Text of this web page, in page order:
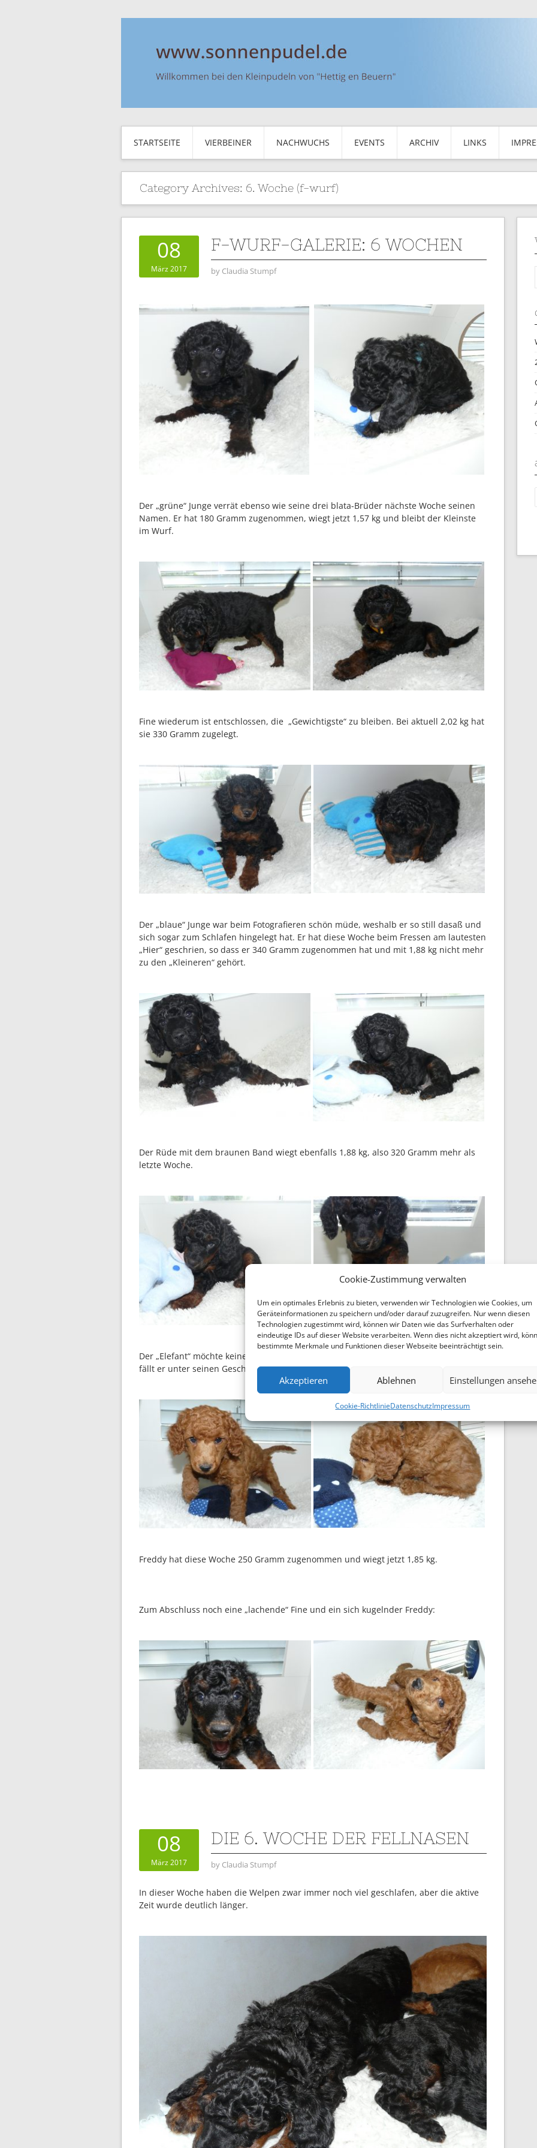
Cookie-Zustimmung verwalten
Um ein optimales Erlebnis zu bieten, verwenden wir Technologien wie Cookies, um
Geräteinformationen zu speichern und/oder darauf zuzugreifen. Nur wenn diesen
Technologien zugestimmt wird, können wir Daten wie das Surfverhalten oder
eindeutige IDs auf dieser Website verarbeiten. Wenn dies nicht akzeptiert wird,
bestimmte Merkmale und Funktionen dieser Webseite beeinträchtigt sein.
Akzeptieren Ablehnen Einstellungen
Cookie-RichtlinieDatenschutzImpressum
STARTSEITE VIERBEINER NACHWUCHS EVENTS ARCHIV LINKS
Category Archives: 6. Woche (f-wurf)
08
März 2017
F-WURF-GALERIE: 6 WOCHEN
by Claudia Stumpf
Der „grüne“ Junge verrät ebenso wie seine drei blata-Brüder nächste Woche seinen
Namen. Er hat 180 Gramm zugenommen, wiegt jetzt 1,57 kg und bleibt der Kleinste
im Wurf.
Fine wiederum ist entschlossen, die „Gewichtigste“ zu bleiben. Bei aktuell 2,02 kg hat
sie 330 Gramm zugelegt.
Der „blaue“ Junge war beim Fotografieren schön müde, weshalb er so still dasaß und
sich sogar zum Schlafen hingelegt hat. Er hat diese Woche beim Fressen am lautesten
„Hier“ geschrien, so dass er 340 Gramm zugenommen hat und mit 1,88 kg nicht mehr
zu den „Kleineren“ gehört.
Der Rüde mit dem braunen Band wiegt ebenfalls 1,88 kg, also 320 Gramm mehr als
letzte Woche.
Der „Elefant“ möchte keiner bleiben. Mit 1,93 kg bei einer Zunahme von 240 Gramm
fällt er unter seinen Geschwistern nicht mehr auf.
Freddy hat diese Woche 250 Gramm zugenommen und wiegt jetzt 1,85 kg.
Zum Abschluss noch eine „lachende“ Fine und ein sich kugelnder Freddy:
08
März 2017
DIE 6. WOCHE DER FELLNASEN
by Claudia Stumpf
In dieser Woche haben die Welpen zwar immer noch viel geschlafen, aber die aktive
Zeit wurde deutlich länger.